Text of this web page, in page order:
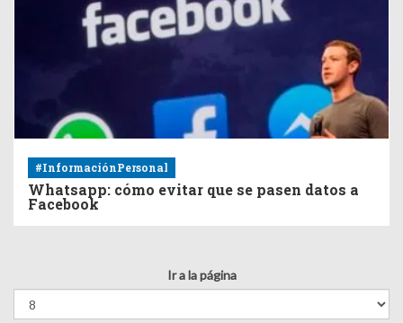
#InformaciónPersonal
Whatsapp: cómo evitar que se pasen datos a
Facebook
Ir a la página